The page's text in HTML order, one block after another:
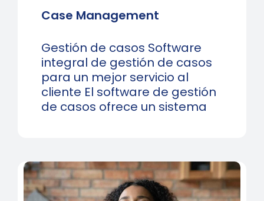
Case Management
Gestión de casos Software
integral de gestión de casos
para un mejor servicio al
cliente El software de gestión
de casos ofrece un sistema